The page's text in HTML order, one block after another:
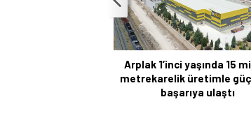
Arplak 1’inci yaşında 15
metrekarelik üretimle
başarıya ulaştı